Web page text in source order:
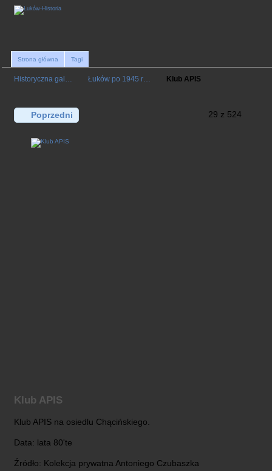
Strona główna Tagi
Historyczna gal… Łuków po 1945 r… Klub APIS
Poprzedni 29 z 524
Klub APIS
Klub APIS na osiedlu Chącińskiego.
Data: lata 80'te
Źródło: Kolekcja prywatna Antoniego Czubaszka